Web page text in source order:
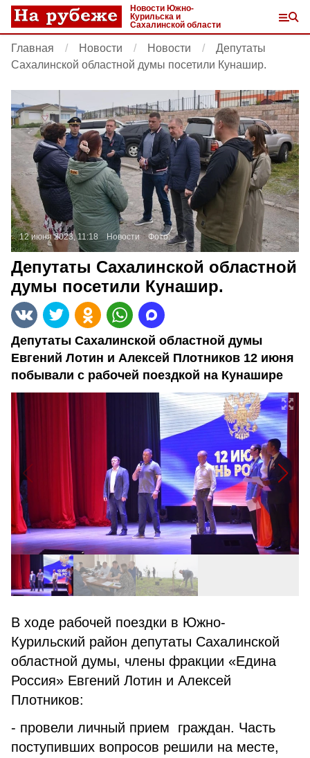
Новости Южно-
Курильска и
Сахалинской области
Главная Новости Новости
Депутаты
Сахалинской областной думы посетили Кунашир.
12 июня 2023, 11:18 Новости Фото:
Депутаты Сахалинской областной
думы посетили Кунашир.
Депутаты Cахалинской областной думы
Евгений Лотин и Алексей Плотников 12 июня
побывали с рабочей поездкой на Кунашире
В ходе рабочей поездки в Южно-
Курильский район депутаты Сахалинской
областной думы, члены фракции «Едина
Россия» Евгений Лотин и Алексей
Плотников:
- провели личный прием граждан. Часть
поступивших вопросов решили на месте,